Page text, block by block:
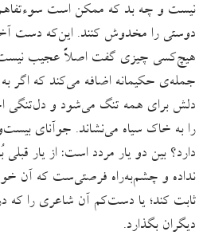
نیست و چه بد که ممکن است
دوستی را مخدوش کنند. این‌که دست
هیچ‌کسی چیزی گفت اصلاً عجیب
جمله‌ی حکیمانه اضافه می‌کند که اگر
دلش برای همه تنگ می‌شود و دل‌تنگی
را به خاک سیاه می‌نشاند. جوآنای
دارد؟ بین دو یار مردد است: از یار قبلی
نداده و چشم‌به‌راه فرصتی‌ست که آن
ثابت کند؛ یا دست‌کم آن شاعری را
دیگران بگذارد.